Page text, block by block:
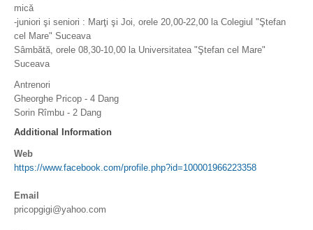
mică
-juniori şi seniori : Marţi şi Joi, orele 20,00-22,00 la Colegiul "Ştefan
cel Mare" Suceava
Sâmbătă, orele 08,30-10,00 la Universitatea "Ştefan cel Mare"
Suceava
Antrenori
Gheorghe Pricop - 4 Dang
Sorin Rîmbu - 2 Dang
Additional Information
Web
https://www.facebook.com/profile.php?id=100001966223358
Email
pricopgigi@yahoo.com